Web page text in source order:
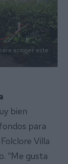
acoger este
bien
para
Villa
“Me gusta